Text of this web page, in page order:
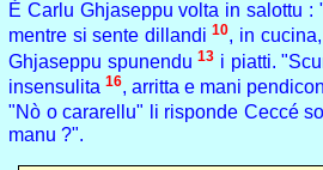
È Carlu Ghjaseppu volta in salottu
mentre si sente dillandi10, in
Ghjaseppu spunendu13 i piatti.
insensulita 16, arritta e mani
"Nò o cararellu" li risponde Ceccé
manu ?".